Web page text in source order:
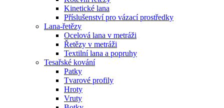
Kinetické lana
Příslušenství pro vázací prostředky
Lana-řetězy
Ocelová lana v metráži
Řetězy v metráži
Textilní lana a popruhy
Tesařské kování
Patky
Tvarové profily
Hroty
Vruty